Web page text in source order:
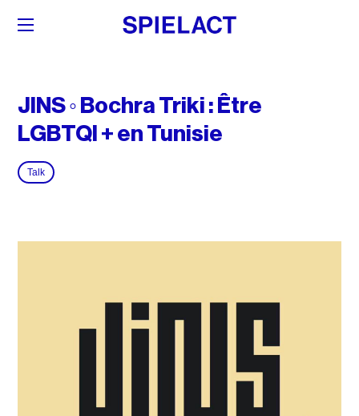
JINS ◦ Bochra Triki : Être
LGBTQI + en Tunisie
Talk